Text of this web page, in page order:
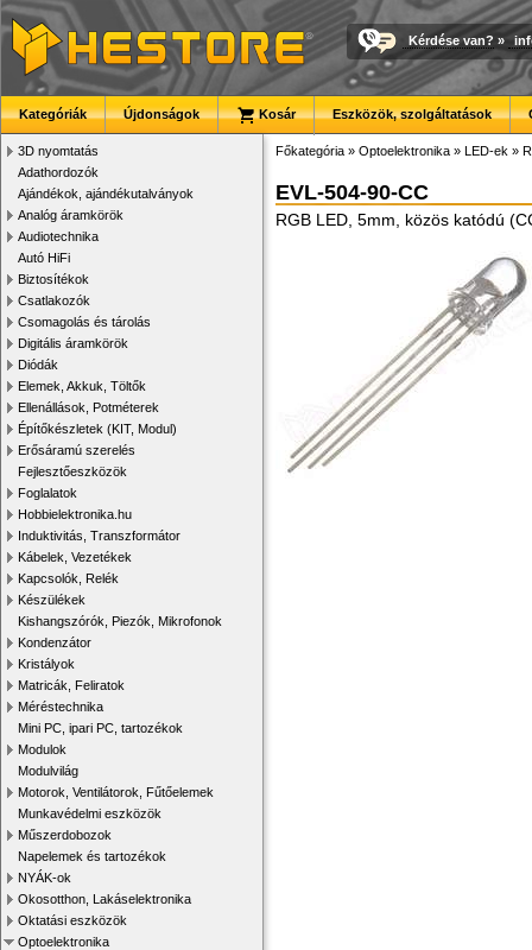
Kérdése van? »
Kategóriák Újdonságok Kosár Eszközök, szolgáltatások
3D nyomtatás
Adathordozók
Ajándékok, ajándékutalványok
Analóg áramkörök
Audiotechnika
Autó HiFi
Biztosítékok
Csatlakozók
Csomagolás és tárolás
Digitális áramkörök
Diódák
Elemek, Akkuk, Töltők
Ellenállások, Potméterek
Építőkészletek (KIT, Modul)
Erősáramú szerelés
Fejlesztőeszközök
Foglalatok
Hobbielektronika.hu
Induktivitás, Transzformátor
Kábelek, Vezetékek
Kapcsolók, Relék
Készülékek
Kishangszórók, Piezók, Mikrofonok
Kondenzátor
Kristályok
Matricák, Feliratok
Méréstechnika
Mini PC, ipari PC, tartozékok
Modulok
Modulvilág
Motorok, Ventilátorok, Fűtőelemek
Munkavédelmi eszközök
Műszerdobozok
Napelemek és tartozékok
NYÁK-ok
Okosotthon, Lakáselektronika
Oktatási eszközök
Optoelektronika
Főkategória » Optoelektronika » LED-ek »
EVL-504-90-CC
RGB LED, 5mm, közös katódú